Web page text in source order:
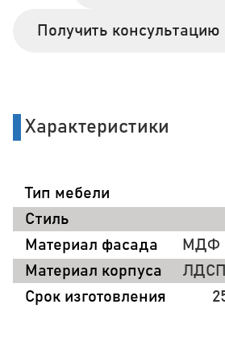
Получить
Характеристики
Тип мебели
Стиль
Материал фасада
МДФ
Материал корпуса
ЛДСП
Срок изготовления